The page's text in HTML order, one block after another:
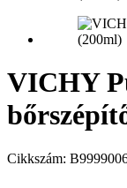
VICHY
Cikkszám: